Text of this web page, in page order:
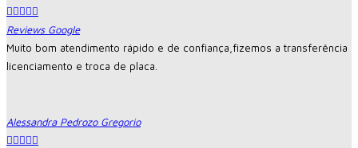

Reviews Google
Muito bom atendimento rápido e de confiança,fizemos a transferência
licenciamento e troca de placa.
Alessandra Pedrozo Gregorio
